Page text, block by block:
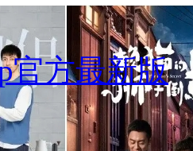
官方最新版